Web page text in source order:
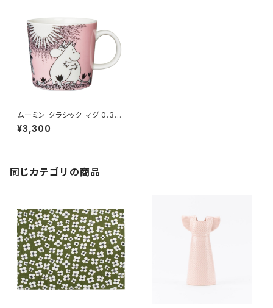
ムーミン クラシック マグ 0.3L
Love 30周年 箱入り
¥3,300
同じカテゴリの商品